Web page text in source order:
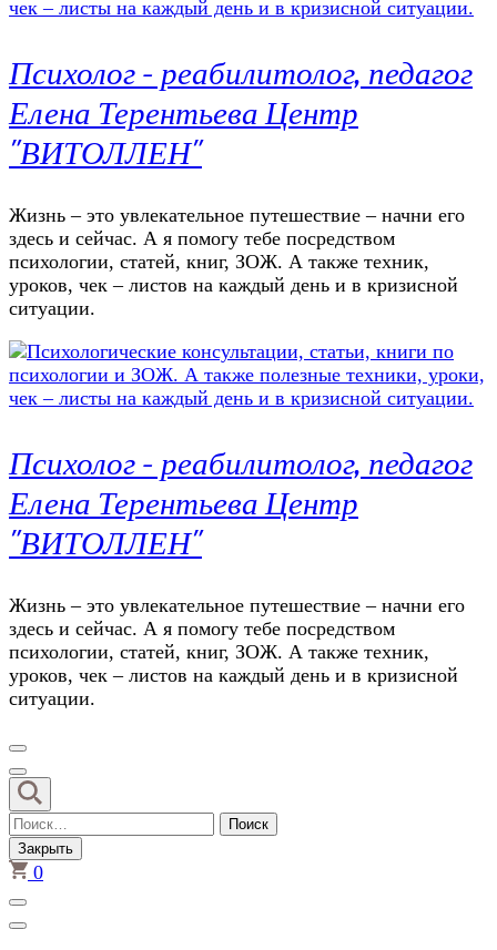
Психолог – реабилитолог, педагог
Елена Терентьева Центр
"ВИТОЛЛЕН"
Жизнь – это увлекательное путешествие – начни его
здесь и сейчас. А я помогу тебе посредством
психологии, статей, книг, ЗОЖ. А также техник,
уроков, чек – листов на каждый день и в кризисной
ситуации.
Психолог – реабилитолог, педагог
Елена Терентьева Центр
"ВИТОЛЛЕН"
Жизнь – это увлекательное путешествие – начни его
здесь и сейчас. А я помогу тебе посредством
психологии, статей, книг, ЗОЖ. А также техник,
уроков, чек – листов на каждый день и в кризисной
ситуации.
Найти:
Закрыть
0